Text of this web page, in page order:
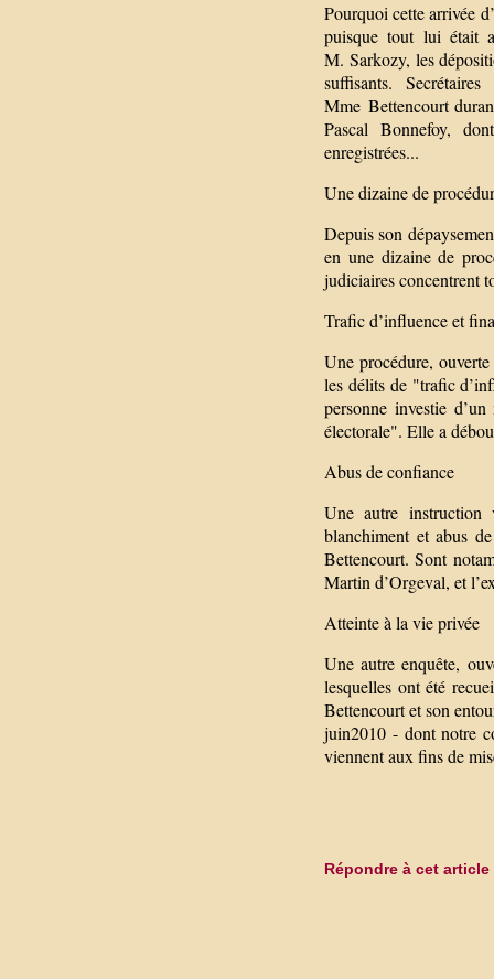
Pourquoi cette arrivée
puisque tout lui était
M. Sarkozy, les
suffisants.
Mme Bettencourt
Pascal Bonnefoy,
enregistrées...
Une dizaine de
Depuis son
en une dizaine de
judiciaires concentrent
Trafic d’influence et
Une procédure,
les délits de "trafic
personne investie
électorale". Elle a
Abus de confiance
Une autre instruction
blanchiment et abus
Bettencourt. Sont
Martin d’Orgeval, et
Atteinte à la vie privée
Une autre enquête,
lesquelles ont été
Bettencourt et son
juin2010 - dont notre
viennent aux fins de
Répondre à cet article